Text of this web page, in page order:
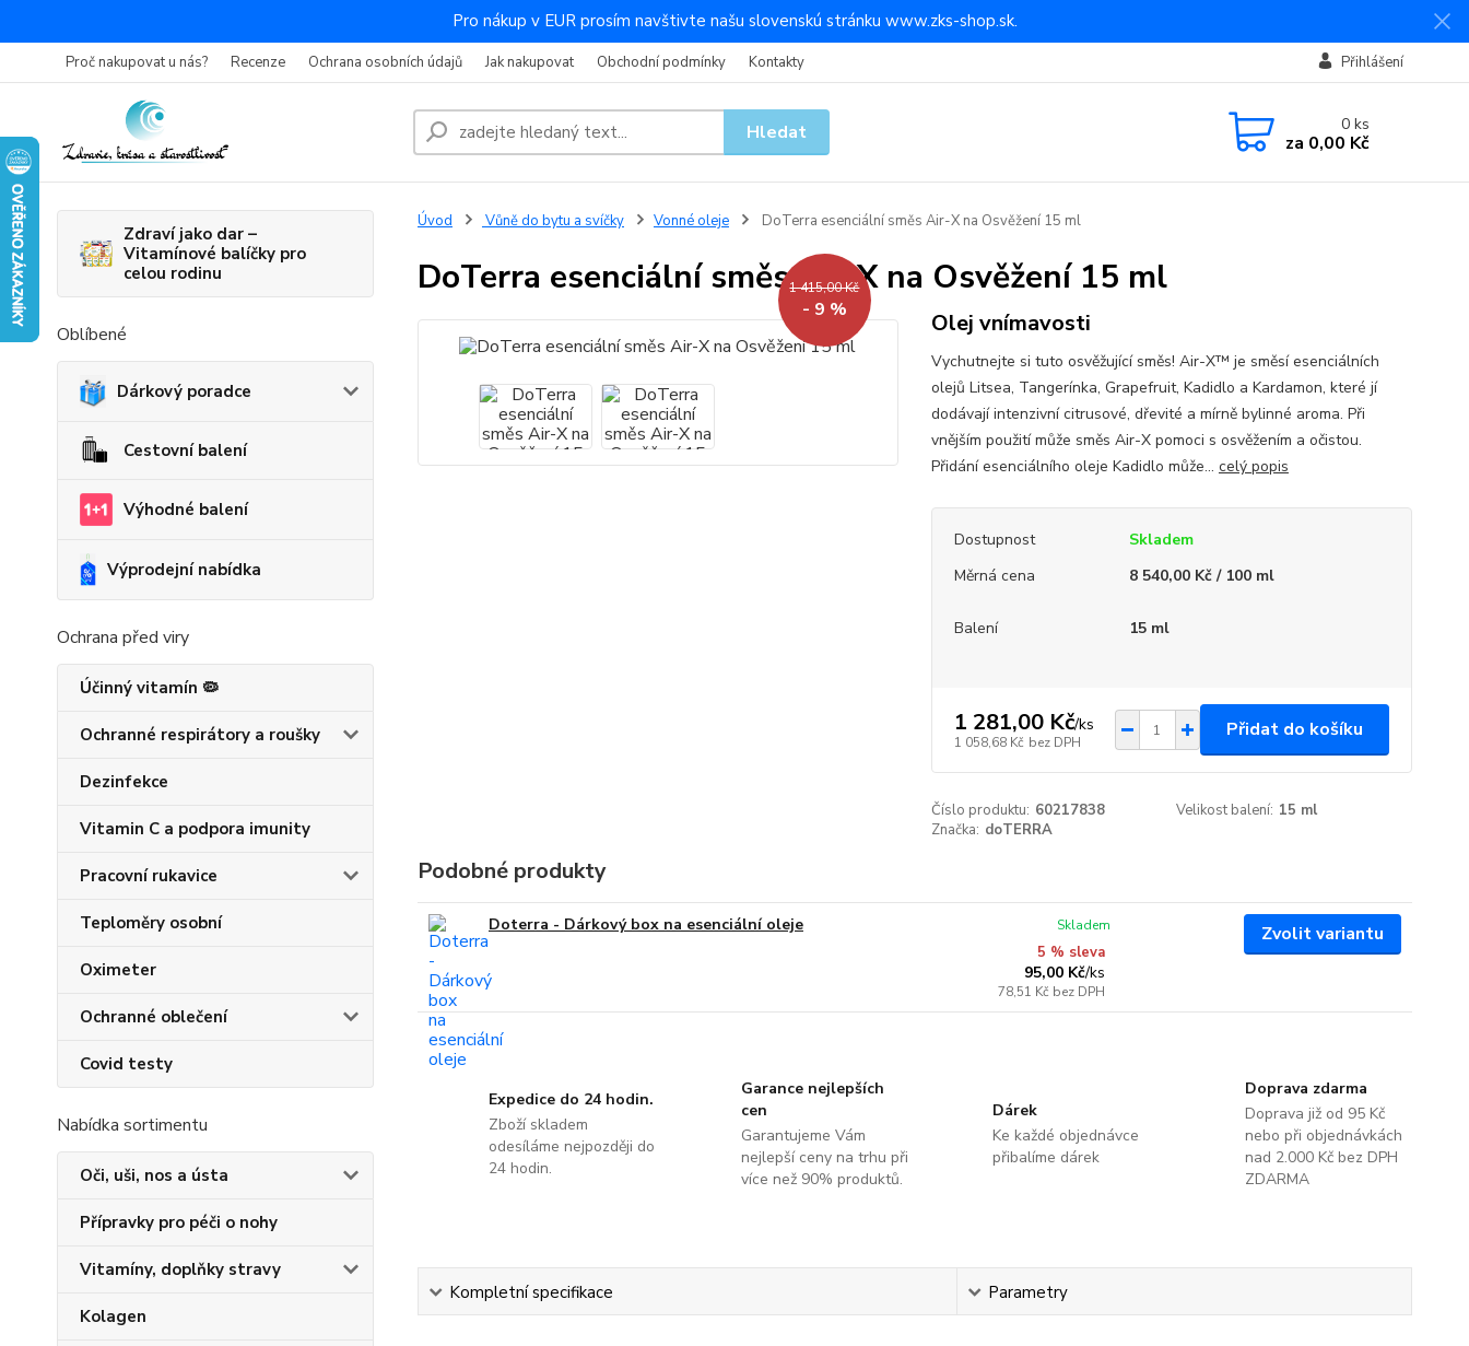
Pro nákup v EUR prosím navštivte našu slovenskú stránku www.zks-shop.sk.
Proč nakupovat u nás? Recenze Ochrana osobních údajů Jak nakupovat Obchodní podmínky Kontakty Přihlášení
Hledat 0ks
za 0,00 Kč
Zdraví jako dar –
Vitamínové balíčky pro
celou rodinu
Oblíbené
Dárkový poradce
Cestovní balení
Výhodné balení
Výprodejní nabídka
Ochrana před viry
Účinný vitamín 🦠
Ochranné respirátory a roušky
Dezinfekce
Vitamin C a podpora imunity
Pracovní rukavice
Teploměry osobní
Oximeter
Ochranné oblečení
Covid testy
Nabídka sortimentu
Oči, uši, nos a ústa
Přípravky pro péči o nohy
Vitamíny, doplňky stravy
Kolagen
Úvod Vůně do bytu a svíčky Vonné oleje DoTerra esenciální směs Air-X na Osvěžení 15 ml
DoTerra esenciální směs Air-X na Osvěžení 15 ml
1 415,00 Kč
- 9 % Olej vnímavosti
Vychutnejte si tuto osvěžující směs! Air-X™ je směsí esenciálních
olejů Litsea, Tangerínka, Grapefruit, Kadidlo a Kardamon, které jí
dodávají intenzivní citrusové, dřevité a mírně bylinné aroma. Při
vnějším použití může směs Air-X pomoci s osvěžením a očistou.
Přidání esenciálního oleje Kadidlo může... celý popis
Dostupnost
Skladem
Měrná cena
8 540,00 Kč / 100 ml
Balení 15 ml
1 281,00 Kč/ks
1 058,68 Kč bez DPH
Přidat do košíku
Číslo produktu: 60217838 Velikost balení: 15 ml
Značka: doTERRA
Podobné produkty
Doterra - Dárkový box na esenciální oleje
5 % sleva
95,00 Kč/ks
78,51 Kč bez DPH
Skladem Zvolit variantu
Expedice do 24 hodin.
Zboží skladem
odesíláme nejpozději do
24 hodin.
Garance nejlepších
cen
Garantujeme Vám
nejlepší ceny na trhu při
více než 90% produktů.
Dárek
Ke každé objednávce
přibalíme dárek
Doprava zdarma
Doprava již od 95 Kč
nebo při objednávkách
nad 2.000 Kč bez DPH
ZDARMA
Kompletní specifikace Parametry